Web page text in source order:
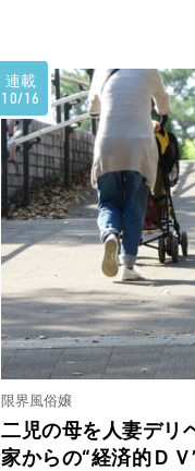
連載
10/16
限界風俗嬢
二児の母を人妻デリ
家からの“経済的ＤＶ